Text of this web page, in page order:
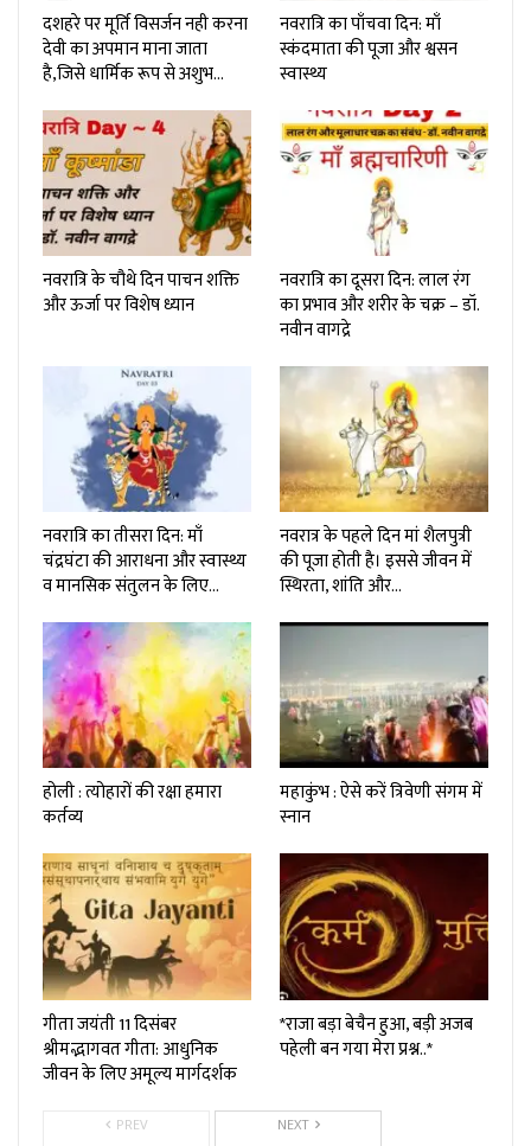
दशहरे पर मूर्ति विसर्जन नही करना
देवी का अपमान माना जाता
है,जिसे धार्मिक रूप से अशुभ…
नवरात्रि का पाँचवा दिन: माँ
स्कंदमाता की पूजा और श्वसन
स्वास्थ्य
नवरात्रि के चौथे दिन पाचन शक्ति
और ऊर्जा पर विशेष ध्यान
नवरात्रि का दूसरा दिन: लाल रंग
का प्रभाव और शरीर के चक्र – डॉ.
नवीन वागद्रे
नवरात्रि का तीसरा दिन: माँ
चंद्रघंटा की आराधना और स्वास्थ्य
व मानसिक संतुलन के लिए…
नवरात्र के पहले दिन मां शैलपुत्री
की पूजा होती है। इससे जीवन में
स्थिरता, शांति और…
होली : त्योहारों की रक्षा हमारा
कर्तव्य
महाकुंभ : ऐसे करें त्रिवेणी संगम में
स्नान
गीता जयंती 11 दिसंबर
श्रीमद्भागवत गीता: आधुनिक
जीवन के लिए अमूल्य मार्गदर्शक
*राजा बड़ा बेचैन हुआ, बड़ी अजब
पहेली बन गया मेरा प्रश्न..*
PREV
NEXT